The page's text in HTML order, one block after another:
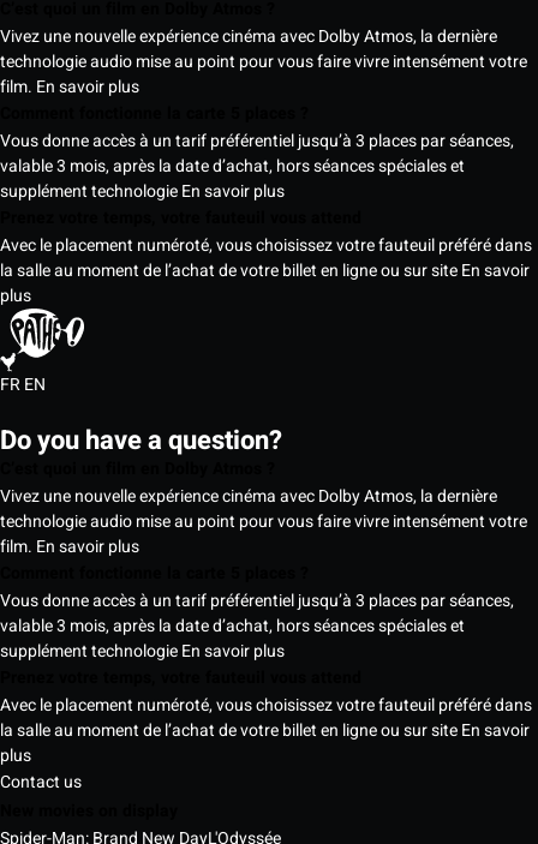
Vivez une nouvelle expérience cinéma avec Dolby Atmos, la dernière
technologie audio mise au point pour vous faire vivre intensément votre
film. En savoir plus
Vous donne accès à un tarif préférentiel jusqu’à 3 places par séances,
valable 3 mois, après la date d’achat, hors séances spéciales et
supplément technologieEn savoir plus
Avec le placement numéroté, vous choisissez votre fauteuil préféré dans
la salle au moment de l’achat de votre billet en ligne ou sur siteEn savoir
plus
FREN
Do you have a question?
Vivez une nouvelle expérience cinéma avec Dolby Atmos, la dernière
technologie audio mise au point pour vous faire vivre intensément votre
film. En savoir plus
Vous donne accès à un tarif préférentiel jusqu’à 3 places par séances,
valable 3 mois, après la date d’achat, hors séances spéciales et
supplément technologieEn savoir plus
Avec le placement numéroté, vous choisissez votre fauteuil préféré dans
la salle au moment de l’achat de votre billet en ligne ou sur siteEn savoir
plus
Contact us
Spider-Man: Brand New DayL'Odyssée